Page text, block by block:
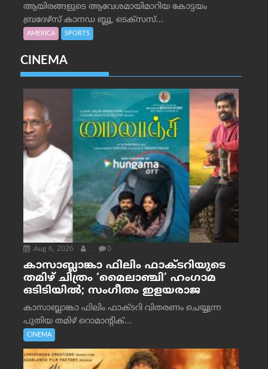
ആയിരങ്ങളുടെ ആവേശമായിമാറിയ കോട്ടയം
ബ്രദേഴ്‌സ് കാനഡ ബ്ലൂ, ടെക്‌സസ്...
AMERICA SPORTS
CINEMA
Aug 6, 2026 . 0
കാസാബ്ലാങ്കാ ഫിലിം ഫാക്ടറിയുടെ
തമിഴ് ചിത്രം ‘മൈലാഞ്ചി’ ഹംഗാമ
ഒടിടിയിൽ; സംഗീതം ഇളയരാജ
കാസാബ്ലാങ്കാ ഫിലിം ഫാക്ടറി വിതരണം ചെയ്യുന്ന
പുതിയ തമിഴ് റൊമാന്റിക്...
CINEMA